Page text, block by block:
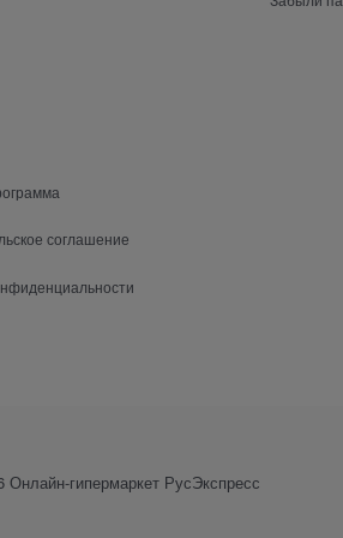
соглашение
Онлайн-гипермаркет РусЭкспресс